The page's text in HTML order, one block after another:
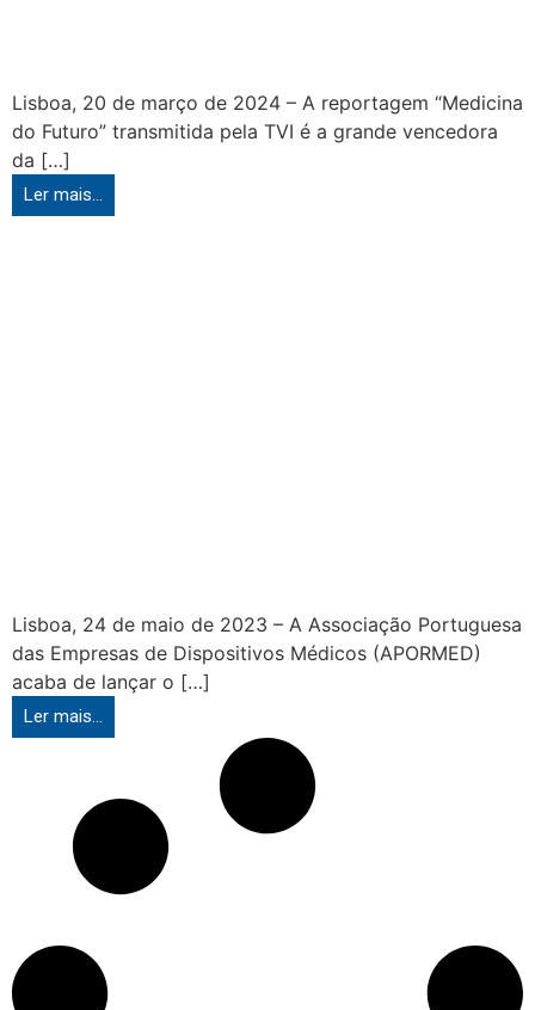
Lisboa, 20 de março de 2024 – A reportagem “Medicina
do Futuro” transmitida pela TVI é a grande vencedora
da […]
Ler mais...
Lisboa, 24 de maio de 2023 – A Associação Portuguesa
das Empresas de Dispositivos Médicos (APORMED)
acaba de lançar o […]
Ler mais...